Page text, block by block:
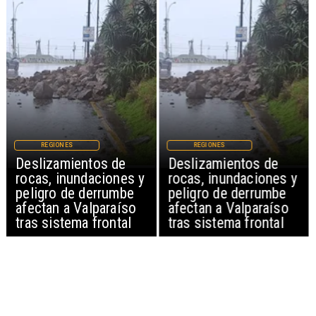
Deslizamientos de
rocas, inundaciones y
peligro de derrumbe
afectan a Valparaíso
tras sistema frontal
REGIONES
Deslizamientos de
rocas, inundaciones y
peligro de derrumbe
afectan a Valparaíso
tras sistema frontal
REGIONES